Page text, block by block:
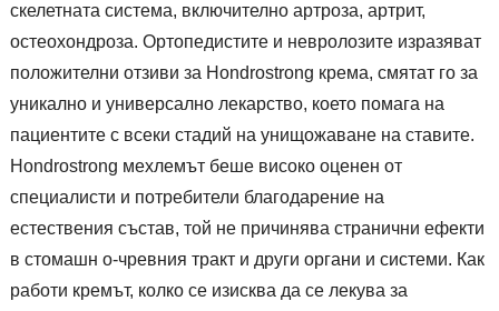
скелетната система, включително артроза, артрит,
остеохондроза. Ортопедистите и невролозите изразяват
положителни отзиви за Hondrostrong крема, смятат го за
уникално и универсално лекарство, което помага на
пациентите с всеки стадий на унищожаване на ставите.
Hondrostrong мехлемът беше високо оценен от
специалисти и потребители благодарение на
естествения състав, той не причинява странични ефекти
в стомашн о-чревния тракт и други органи и системи. Как
работи кремът, колко се изисква да се лекува за